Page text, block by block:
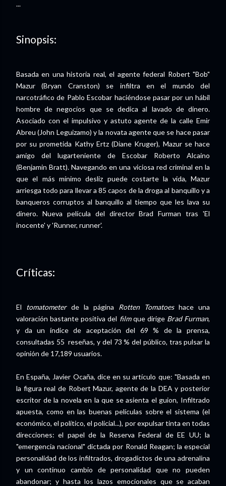
...
Sinopsis:
Basada en una historia real, el agente federal Robert "Bob"
Mazur (Bryan Cranston) se infiltra en el mundo del
narcotráfico de Pablo Escobar haciéndose pasar por un hábil
hombre de negocios que se dedica al lavado de dinero.
Asociado con el impulsivo y astuto agente de la calle Emir
Abreu (John Leguizamo) y la novata agente que se hace pasar
por su prometida Kathy Ertz (Diane Kruger), Mazur se hace
amigo del lugarteniente de Escobar Roberto Alcaino
(Benjamin Bratt). Navegando en una viciosa red criminal en la
que el más mínimo desliz puede costarte la vida, Mazur
arriesga todo para llevar a 85 capos de la droga al banquillo y a
banqueros corruptos al banquillo al tiempo que les lava su
dinero. Nueva película del director Brad Furman tras 'El
inocente' y 'Runner, runner'.
Críticas:
El tomatometer de la página Rotten Tomatoeshace una
valoración bastante positiva del filmque dirigeBrad Furman,
y da un índice de aceptación del 69 % de la prensa,
consultadas 55 reseñas, y del 73 % del público, tras pulsar la
opinión de 17,189 usuarios.
En España, Javier Ocaña, dice en su artículo que: "Basada en
la figura real de Robert Mazur, agente de la DEA y posterior
escritor de la novela en la que se asienta el guion, Infiltrado
apuesta, como en las buenas películas sobre el sistema (el
económico, el político, el policial...), por expulsar tinta en todas
direcciones: el papel de la Reserva Federal de EE UU; la
"emergencia nacional" dictada por Ronald Reagan; la especial
personalidad de los infiltrados, drogadictos de una adrenalina
y un continuo cambio de personalidad que no pueden
abandonar; y hasta los lazos emocionales que se acaban